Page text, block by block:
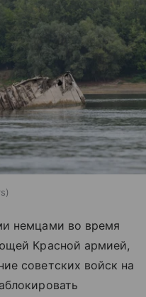
немцами во время
Красной армией,
советских войск на